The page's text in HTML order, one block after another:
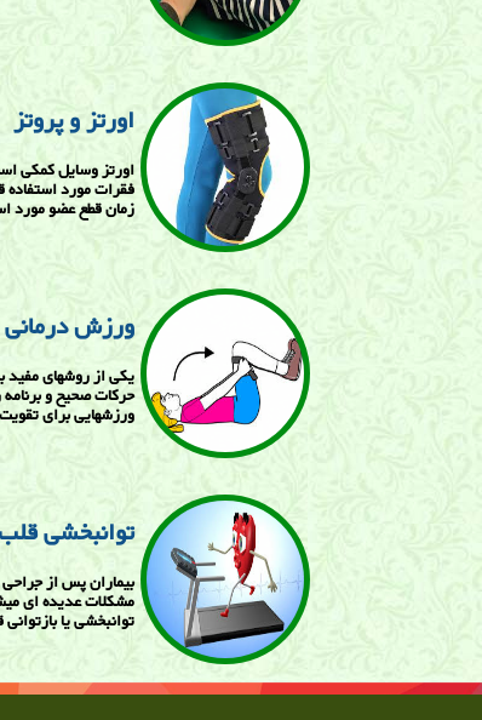
اورتز و پروتز
اورتز وسایل کمکی
فقرات مورد استفاده
زمان قطع عضو مورد
ورزش درمانی
یکی از روشهای مفید
حرکات صحیح و
ورزشهایی برای
توانبخشی
بیماران پس از
مشکلات عدیده ای
توانبخشی یا